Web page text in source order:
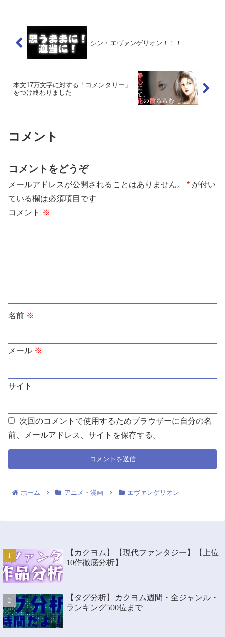
シン・エヴァンゲリオン！！！
本文17万文字に対する「コメンタリー」
をつけ終わりました
コメント
コメントをどうぞ
メールアドレスが公開されることはありません。 * が付い
ている欄は必須項目です
コメント ※
名前 ※
メール ※
サイト
次回のコメントで使用するためブラウザーに自分の名
前、メールアドレス、サイトを保存する。
ホーム アニメ・漫画 エヴァンゲリオン
【カクヨム】【現代ファンタジー】【上位
10作徹底分析】
【タグ分析】カクヨム週間・全ジャンル・
ランキング500位まで